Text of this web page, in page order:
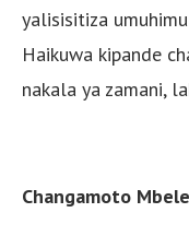
yalisisitiza
Haikuwa kipande
nakala ya zamani,
Changamoto